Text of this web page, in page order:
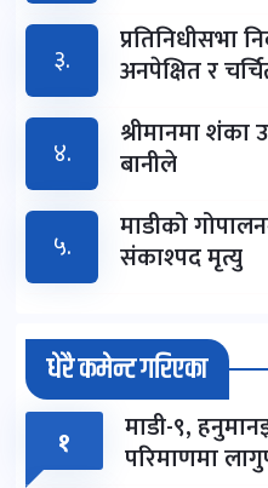
३.
प्रतिनिधीसभा
अनपेक्षित र
४.
श्रीमानमा शंका
बानीले
५.
माडीको
संकाश्पद मृत्यु
धेरै कमेन्ट गरिएका
१ माडी-९,
परिमाणमा